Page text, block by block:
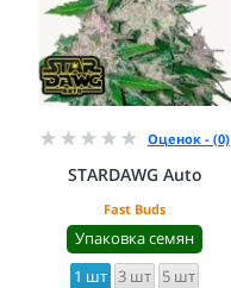
Оценок - (0)
STARDAWG Auto
Fast Buds
Упаковка семян
1 шт 3 шт 5 шт